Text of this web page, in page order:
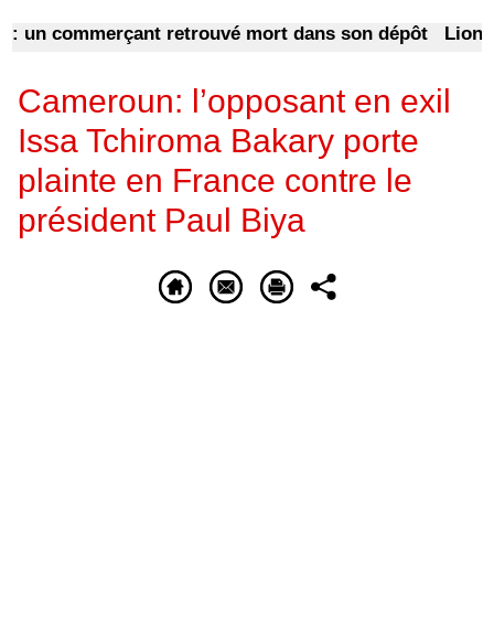
commerçant retrouvé mort dans son dépôt Lionel
Cameroun: l’opposant en exil
Issa Tchiroma Bakary porte
plainte en France contre le
président Paul Biya